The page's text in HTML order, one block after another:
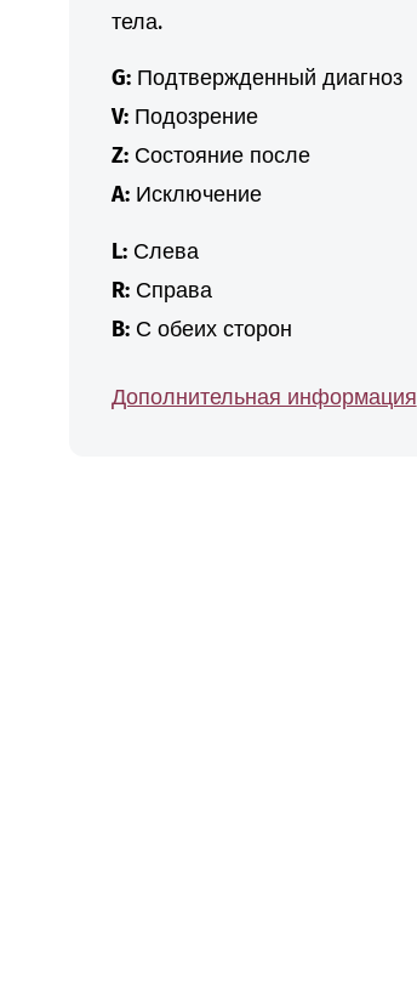
тела.
G:Подтвержденный диагноз
V:Подозрение
Z:Состояние после
A:Исключение
L:Слева
R:Справа
B:С обеих сторон
Дополнительная информация